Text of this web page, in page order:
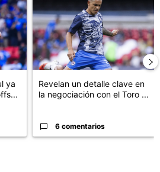
ya
Revelan un detalle clave en
la negociación con el Toro ...
6 comentarios